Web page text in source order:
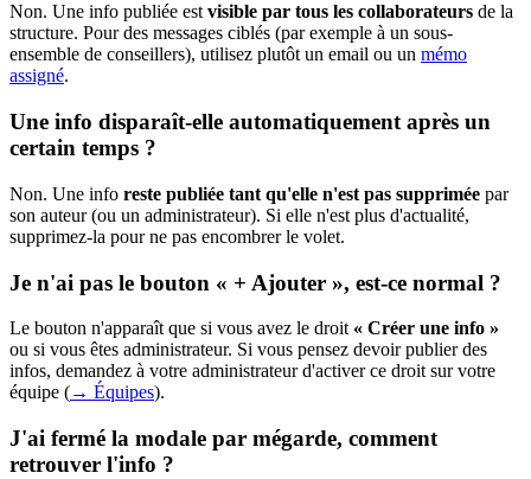
Non. Une info publiée estvisible par tous les collaborateurs de la
structure. Pour des messages ciblés (par exemple à un sous-
ensemble de conseillers), utilisez plutôt un email ou un mémo
assigné.
Une info disparaît-elle automatiquement après un
certain temps ?
Non. Une info reste publiée tant qu'elle n'est pas supprimée par
son auteur (ou un administrateur). Si elle n'est plus d'actualité,
supprimez-la pour ne pas encombrer le volet.
Je n'ai pas le bouton « + Ajouter », est-ce normal ?
Le bouton n'apparaît que si vous avez le droit « Créer une info »
ou si vous êtes administrateur. Si vous pensez devoir publier des
infos, demandez à votre administrateur d'activer ce droit sur votre
équipe (→ Équipes).
J'ai fermé la modale par mégarde, comment
retrouver l'info ?